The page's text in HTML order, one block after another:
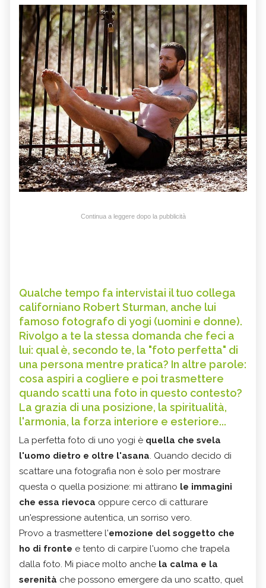
Continua a leggere dopo la pubblicità
Qualche tempo fa intervistai il tuo collega
californiano Robert Sturman, anche lui
famoso fotografo di yogi (uomini e donne).
Rivolgo a te la stessa domanda che feci a
lui: qual è, secondo te, la "foto perfetta" di
una persona mentre pratica? In altre parole:
cosa aspiri a cogliere e poi trasmettere
quando scatti una foto in questo contesto?
La grazia di una posizione, la spiritualità,
l'armonia, la forza interiore e esteriore...
La perfetta foto di uno yogi è quella che svela
l'uomo dietro e oltre l'asana. Quando decido di
scattare una fotografia non è solo per mostrare
questa o quella posizione: mi attirano le immagini
che essa rievoca oppure cerco di catturare
un'espressione autentica, un sorriso vero.
Provo a trasmettere l'emozione del soggetto che
ho di fronte e tento di carpire l'uomo che trapela
dalla foto. Mi piace molto anche la calma e la
serenità che possono emergere da uno scatto, quel